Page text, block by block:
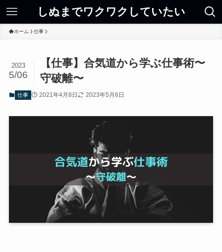
しぬまでワクワクしていたい
ホーム 仕事
【仕事】合気道から学ぶ仕事術〜
守破離〜
2023
5/06
仕事 2021年4月8日 2023年5月6日